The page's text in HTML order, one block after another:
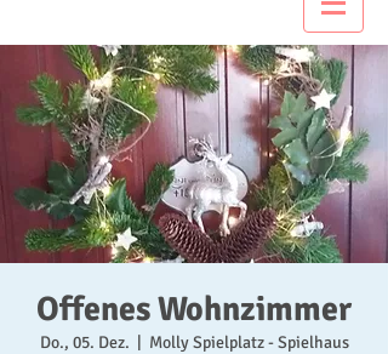
Offenes Wohnzimmer
Do., 05. Dez.
Molly Spielplatz - Spielhaus